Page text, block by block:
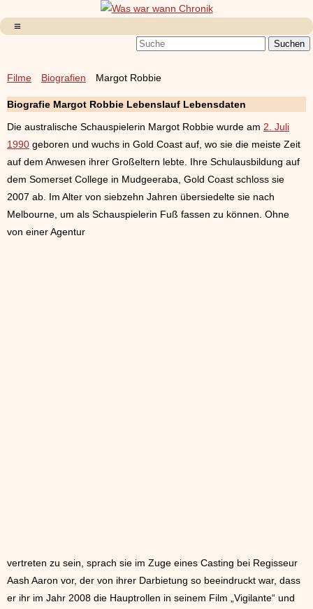
Filme Biografien Margot Robbie
Biografie Margot Robbie Lebenslauf Lebensdaten
Die australische Schauspielerin Margot Robbie wurde am 2. Juli
1990 geboren und wuchs in Gold Coast auf, wo sie die meiste Zeit
auf dem Anwesen ihrer Großeltern lebte. Ihre Schulausbildung auf
dem Somerset College in Mudgeeraba, Gold Coast schloss sie
2007 ab. Im Alter von siebzehn Jahren übersiedelte sie nach
Melbourne, um als Schauspielerin Fuß fassen zu können. Ohne
von einer Agentur
vertreten zu sein, sprach sie im Zuge eines Casting bei Regisseur
Aash Aaron vor, der von ihrer Darbietung so beeindruckt war, dass
er ihr im Jahr 2008 die Hauptrollen in seinem Film „Vigilante“ und